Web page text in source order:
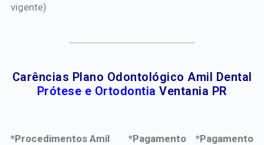
vigente)
Carências Plano Odontológico Amil Dental
Prótese e Ortodontia Ventania PR
*Procedimentos Amil
*Pagamento
*Pagamento